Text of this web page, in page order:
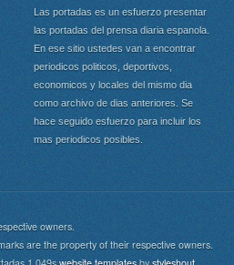
Las portadas es un esfuerzo presentar
las portadas del prensa diaria espanola.
En ese sitio ustedes van a encontrar
periodicos politicos, deportivos,
economicos y locales del mismo dia
como archivo de dias anteriores. Se
hace seguido esfuerzo para incluir los
mas periodicos posibles.
owners.
are the property of their respective owners.